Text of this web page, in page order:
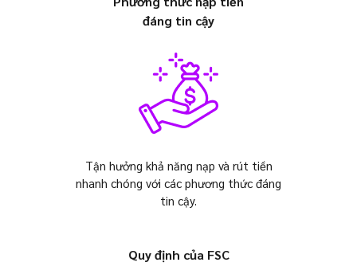
đáng tin cậy
Tận hưởng khả năng nạp và rút tiền
nhanh chóng với các phương thức đáng
tin cậy.
Quy định của FSC